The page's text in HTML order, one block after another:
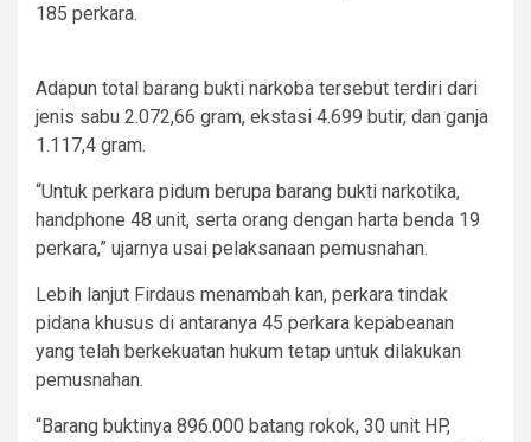
185 perkara.
Adapun total barang bukti narkoba tersebut terdiri dari
jenis sabu 2.072,66 gram, ekstasi 4.699 butir, dan ganja
1.117,4 gram.
“Untuk perkara pidum berupa barang bukti narkotika,
handphone 48 unit, serta orang dengan harta benda 19
perkara,” ujarnya usai pelaksanaan pemusnahan.
Lebih lanjut Firdaus menambah kan, perkara tindak
pidana khusus di antaranya 45 perkara kepabeanan
yang telah berkekuatan hukum tetap untuk dilakukan
pemusnahan.
“Barang buktinya 896.000 batang rokok, 30 unit HP,